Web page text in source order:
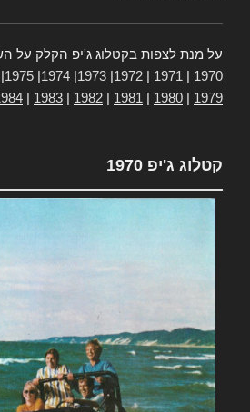
על מנת לצפות בקטלוג ג'יפ הקלק על
1970
1971
1972
1973
1974
1975
1979
1980
1981
1982
1983
קטלוג ג'יפ 1970